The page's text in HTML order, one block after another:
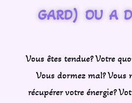
GARD) OU A
Vous êtes tendue? Votre
Vous dormez mal? Vous
récupérer votre énergie?